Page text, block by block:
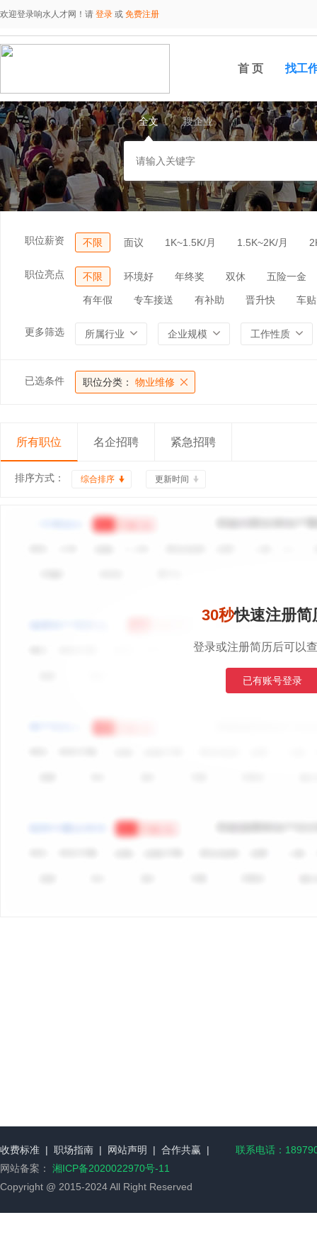
欢迎登录响水人才网！请 登录 或 免费注册
首 页 找工
全文 搜企业
职位薪资 不限 面议 1K~1.5K/月 1.5K~2K/月
职位亮点 不限 环境好 年终奖 双休 五险一金
有年假 专车接送 有补助 晋升快 车贴
更多筛选 所属行业 企业规模 工作性质
已选条件 职位分类： 物业维修
所有职位 名企招聘 紧急招聘
排序方式： 综合排序 更新时间
30秒快速注册简
登录或注册简历后可以
已有账号登录
收费标准 | 职场指南 | 网站声明 | 合作共赢 |
联系电话：
网站备案： 湘ICP备2020022970号-11
Copyright @ 2015-2024 All Right Reserved